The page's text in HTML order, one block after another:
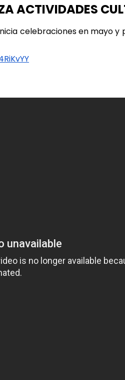
ACTIVIDADES
celebraciones en mayo